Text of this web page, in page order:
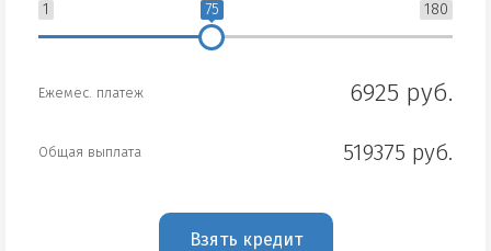
1 180
75
Ежемес. платеж 6925 руб.
Общая выплата 519375 руб.
Взять кредит